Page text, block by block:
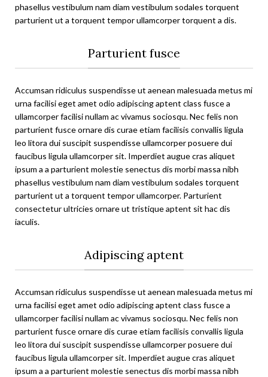
phasellus vestibulum nam diam vestibulum sodales torquent
parturient ut a torquent tempor ullamcorper torquent a dis.
Parturient fusce
Accumsan ridiculus suspendisse ut aenean malesuada metus mi
urna facilisi eget amet odio adipiscing aptent class fusce a
ullamcorper facilisi nullam ac vivamus sociosqu. Nec felis non
parturient fusce ornare dis curae etiam facilisis convallis ligula
leo litora dui suscipit suspendisse ullamcorper posuere dui
faucibus ligula ullamcorper sit. Imperdiet augue cras aliquet
ipsum a a parturient molestie senectus dis morbi massa nibh
phasellus vestibulum nam diam vestibulum sodales torquent
parturient ut a torquent tempor ullamcorper. Parturient
consectetur ultricies ornare ut tristique aptent sit hac dis
iaculis.
Adipiscing aptent
Accumsan ridiculus suspendisse ut aenean malesuada metus mi
urna facilisi eget amet odio adipiscing aptent class fusce a
ullamcorper facilisi nullam ac vivamus sociosqu. Nec felis non
parturient fusce ornare dis curae etiam facilisis convallis ligula
leo litora dui suscipit suspendisse ullamcorper posuere dui
faucibus ligula ullamcorper sit. Imperdiet augue cras aliquet
ipsum a a parturient molestie senectus dis morbi massa nibh